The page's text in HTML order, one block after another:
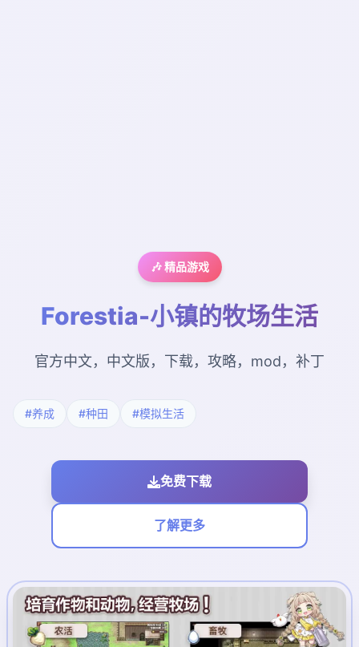
🎶 精品游戏
Forestia-小镇的牧场生活
官方中文，中文版，下载，攻略，mod，补丁
#养成 #种田 #模拟生活
免费下载
了解更多